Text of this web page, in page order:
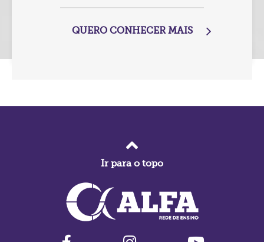
QUERO CONHECER MAIS
Ir para o topo